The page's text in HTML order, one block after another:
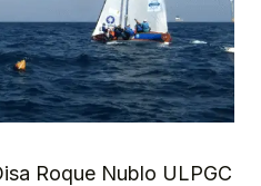
Roque Nublo ULPGC